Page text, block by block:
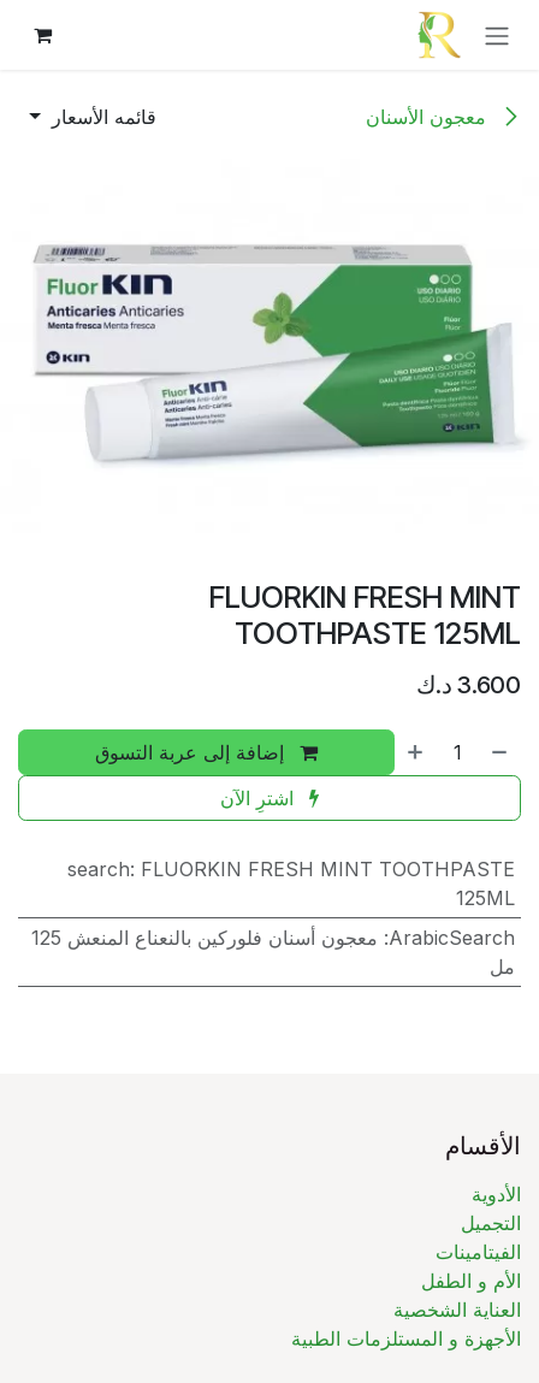
تخطي للذهاب إلى المحتوى
معجون الأسنان قائمه الأسعار
FLUORKIN FRESH MINT
TOOTHPASTE 125ML
3.600 د.ك
إضافة إلى عربة التسوق
اشترِ الآن
search: FLUORKIN FRESH MINT TOOTHPASTE
125ML
ArabicSearch
:
معجون أسنان فلوركين بالنعناع المنعش 125
مل
الأقسام
الأدوية
التجميل
الفيتامينات
الأم و الطفل
العناية الشخصية
الأجهزة و المستلزمات الطبية